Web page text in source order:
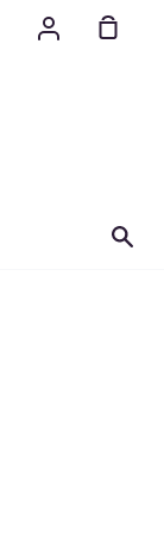
Account
Il